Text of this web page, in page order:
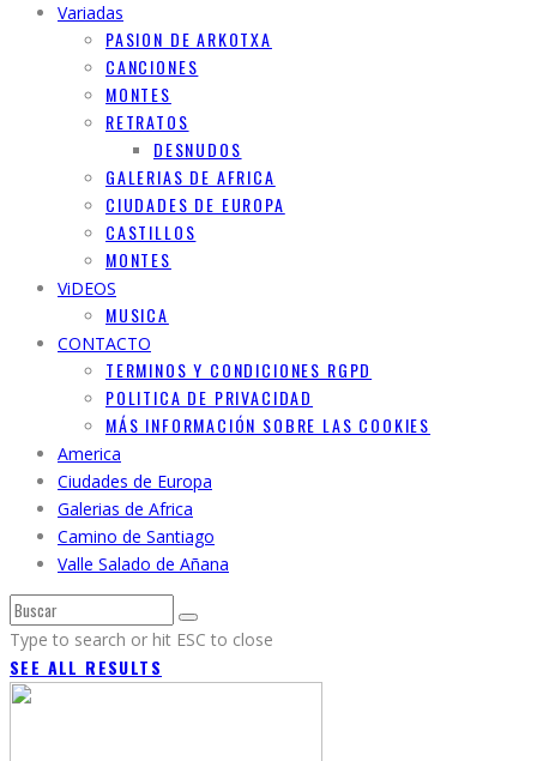
Variadas
PASION DE ARKOTXA
CANCIONES
MONTES
RETRATOS
DESNUDOS
GALERIAS DE AFRICA
CIUDADES DE EUROPA
CASTILLOS
MONTES
ViDEOS
MUSICA
CONTACTO
TERMINOS Y CONDICIONES RGPD
POLITICA DE PRIVACIDAD
MÁS INFORMACIÓN SOBRE LAS COOKIES
America
Ciudades de Europa
Galerias de Africa
Camino de Santiago
Valle Salado de Añana
Type to search or hit ESC to close
SEE ALL RESULTS